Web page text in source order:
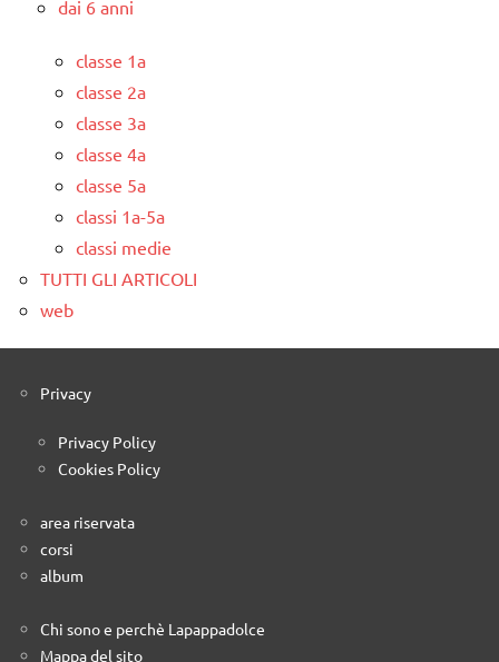
dai 6 anni
classe 1a
classe 2a
classe 3a
classe 4a
classe 5a
classi 1a-5a
classi medie
TUTTI GLI ARTICOLI
web
Privacy
Privacy Policy
Cookies Policy
area riservata
corsi
album
Chi sono e perchè Lapappadolce
Mappa del sito